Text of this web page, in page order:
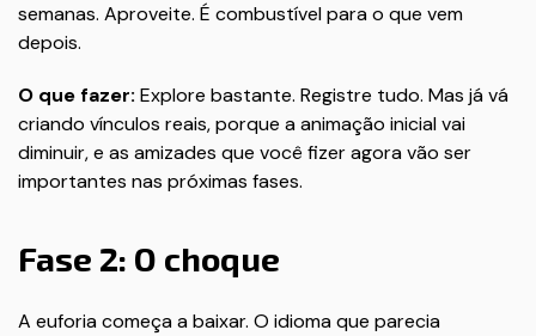
semanas. Aproveite. É combustível para o que vem
depois.
O que fazer: Explore bastante. Registre tudo. Mas já vá
criando vínculos reais, porque a animação inicial vai
diminuir, e as amizades que você fizer agora vão ser
importantes nas próximas fases.
Fase 2: O choque
A euforia começa a baixar. O idioma que parecia